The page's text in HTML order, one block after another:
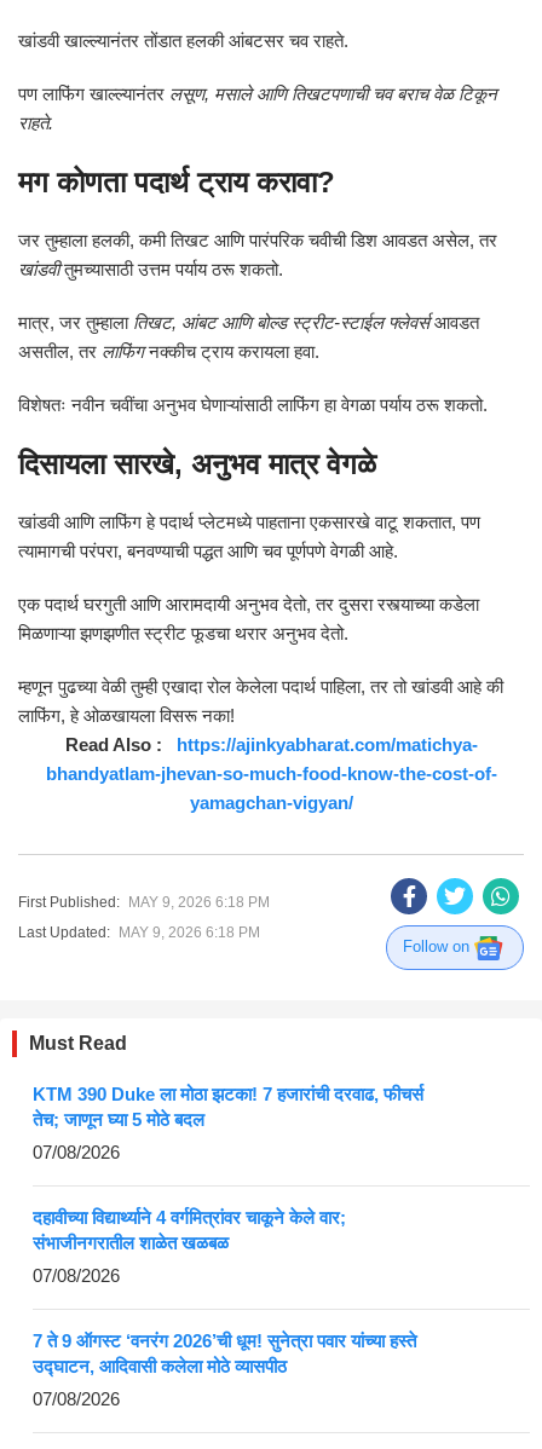
खांडवी खाल्ल्यानंतर तोंडात हलकी आंबटसर चव राहते.
पण लाफिंग खाल्ल्यानंतर लसूण, मसाले आणि तिखटपणाची चव बराच वेळ टिकून
राहते.
मग कोणता पदार्थ ट्राय करावा?
जर तुम्हाला हलकी, कमी तिखट आणि पारंपरिक चवीची डिश आवडत असेल, तर
खांडवीतुमच्यासाठी उत्तम पर्याय ठरू शकतो.
मात्र, जर तुम्हाला तिखट, आंबट आणि बोल्ड स्ट्रीट-स्टाईल फ्लेवर्सआवडत
असतील, तर लाफिंगनक्कीच ट्राय करायला हवा.
विशेषतः नवीन चवींचा अनुभव घेणाऱ्यांसाठी लाफिंग हा वेगळा पर्याय ठरू शकतो.
दिसायला सारखे, अनुभव मात्र वेगळे
खांडवी आणि लाफिंग हे पदार्थ प्लेटमध्ये पाहताना एकसारखे वाटू शकतात, पण
त्यामागची परंपरा, बनवण्याची पद्धत आणि चव पूर्णपणे वेगळी आहे.
एक पदार्थ घरगुती आणि आरामदायी अनुभव देतो, तर दुसरा रस्त्याच्या कडेला
मिळणाऱ्या झणझणीत स्ट्रीट फूडचा थरार अनुभव देतो.
म्हणून पुढच्या वेळी तुम्ही एखादा रोल केलेला पदार्थ पाहिला, तर तो खांडवी आहे की
लाफिंग, हे ओळखायला विसरू नका!
Read Also : https://ajinkyabharat.com/matichya-
bhandyatlam-jhevan-so-much-food-know-the-cost-of-
yamagchan-vigyan/
First Published: MAY 9, 2026 6:18 PM
Last Updated: MAY 9, 2026 6:18 PM
Follow on
Must Read
KTM 390 Duke ला मोठा झटका! 7 हजारांची दरवाढ, फीचर्स
तेच; जाणून घ्या 5 मोठे बदल
07/08/2026
दहावीच्या विद्यार्थ्याने 4 वर्गमित्रांवर चाकूने केले वार;
संभाजीनगरातील शाळेत खळबळ
07/08/2026
7 ते 9 ऑगस्ट ‘वनरंग 2026’ची धूम! सुनेत्रा पवार यांच्या हस्ते
उद्घाटन, आदिवासी कलेला मोठे व्यासपीठ
07/08/2026